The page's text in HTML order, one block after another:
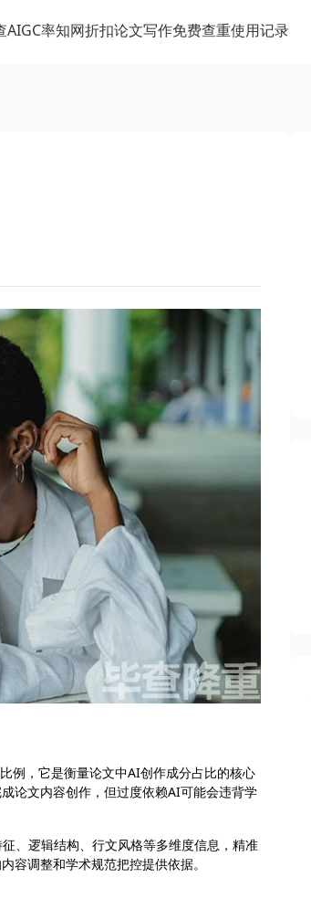
AIGC率知网折扣论文写作免费查重使用记录
例，它是衡量论文中AI创作成分占比的核心
论文内容创作，但过度依赖AI可能会违背学
、逻辑结构、行文风格等多维度信息，精准
容调整和学术规范把控提供依据。